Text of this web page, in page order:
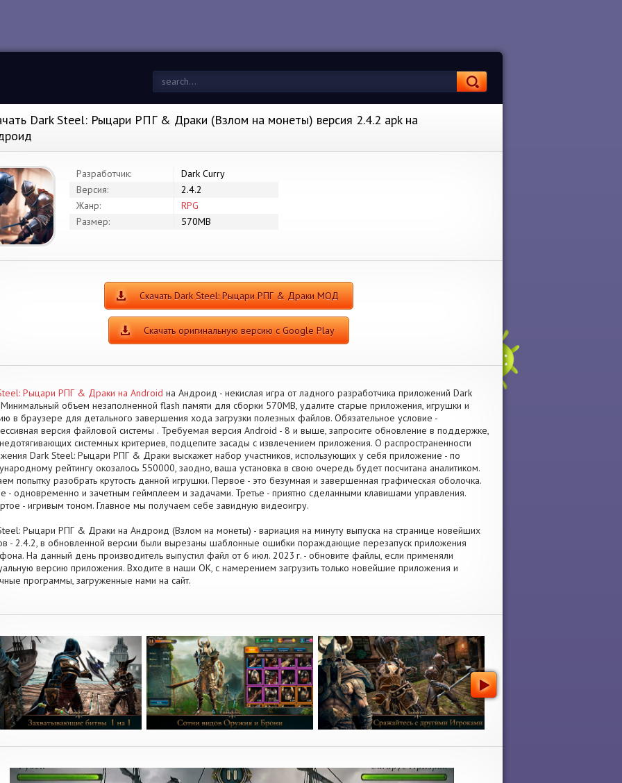
Dark Steel: Рыцари РПГ & Драки (Взлом на монеты) версия 2.4.2 apk на
Разработчик:
Dark Curry
Версия:
2.4.2
Жанр:
RPG
Размер:
570MB
Скачать Dark Steel: Рыцари РПГ & Драки МОД
Скачать оригинальную версию с Google Play
Рыцари РПГ & Драки на Android на Андроид - некислая игра от ладного разработчика приложений Dark
Минимальный объем незаполненной flash памяти для сборки 570MB, удалите старые приложения, игрушки и
в браузере для детального завершения хода загрузки полезных файлов. Обязательное условие -
версия файловой системы . Требуемая версия Android - 8 и выше, запросите обновление в поддержке,
системных критериев, подцепите засады с извлечением приложения. О распространенности
Dark Steel: Рыцари РПГ & Драки выскажет набор участников, использующих у себя приложение - по
рейтингу окозалось 550000, заодно, ваша установка в свою очередь будет посчитана аналитиком.
попытку разобрать крутость данной игрушки. Первое - это безумная и завершенная графическая оболочка.
- одновременно и зачетным геймплеем и задачами. Третье - приятно сделанными клавишами управления.
- игривым тоном. Главное мы получаем себе завидную видеоигру.
Рыцари РПГ & Драки на Андроид (Взлом на монеты) - вариация на минуту выпуска на странице новейших
- 2.4.2, в обновленной версии были вырезаны шаблонные ошибки пораждающие перезапуск приложения
На данный день производитель выпустил файл от 6 июл. 2023 г. - обновите файлы, если применяли
версию приложения. Входите в наши OK, с намерением загрузить только новейшие приложения и
программы, загруженные нами на сайт.